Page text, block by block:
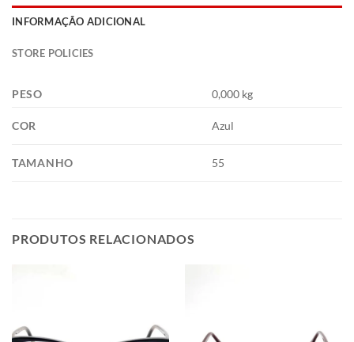
INFORMAÇÃO ADICIONAL
STORE POLICIES
PESO 0,000 kg
COR Azul
TAMANHO 55
PRODUTOS RELACIONADOS